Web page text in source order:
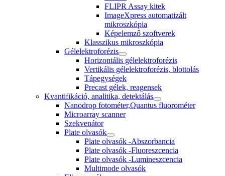
FLIPR Assay kitek
ImageXpress automatizált
mikroszkópia
Képelemző szoftverek
Klasszikus mikroszkópia
Gélelektroforézis
Horizontális gélelektroforézis
Vertikális gélelektroforézis, blottolás
Tápegységek
Precast gélek, reagensek
Kvantifikáció, analitika, detektálás
Nanodrop fotométer,Quantus fluorométer
Microarray scanner
Szekvenátor
Plate olvasók
Plate olvasók -Abszorbancia
Plate olvasók -Fluoreszcencia
Plate olvasók -Lumineszcencia
Multimode olvasók